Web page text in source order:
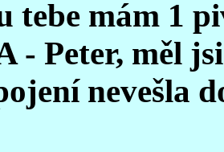
tebe mám 1
Peter, měl jsi
nevešla